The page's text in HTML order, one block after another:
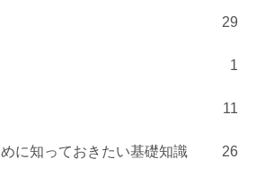
29
1
11
に知っておきたい基礎知識 26